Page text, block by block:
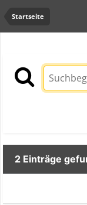
Startseite
2 Einträge